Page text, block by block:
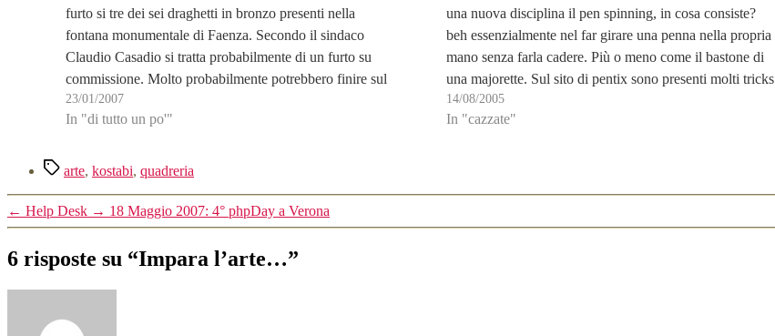
furto si tre dei sei draghetti in bronzo presenti nella
fontana monumentale di Faenza. Secondo il sindaco
Claudio Casadio si tratta probabilmente di un furto su
commissione. Molto probabilmente potrebbero finire sul
mercato nero dell'arte. La fontana monumentale di
Faenza è una…
23/01/2007
In "di tutto un po'"
una nuova disciplina il pen spinning, in cosa consiste?
beh essenzialmente nel far girare una penna nella propria
mano senza farla cadere. Più o meno come il bastone di
una majorette. Sul sito di pentix sono presenti molti tricks
da…
14/08/2005
In "cazzate"
Tag arte, kostabi, quadreria
← Help Desk → 18 Maggio 2007: 4° phpDay a Verona
6 risposte su “Impara l’arte…”